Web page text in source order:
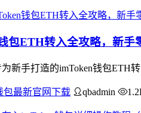
包ETH转入全攻略，新手
新手打造的imToken钱包ETH
包最新官网下载 qbadmin